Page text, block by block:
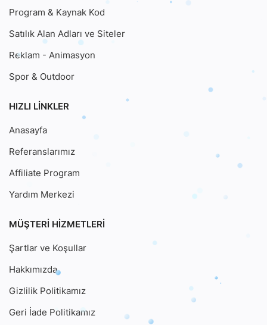
Program & Kaynak Kod
Satılık Alan Adları ve Siteler
Reklam - Animasyon
Spor & Outdoor
HIZLI LINKLER
Anasayfa
Referanslarımız
Affiliate Program
Yardım Merkezi
MÜŞTERI HIZMETLERI
Şartlar ve Koşullar
Hakkımızda
Gizlilik Politikamız
Geri İade Politikamız